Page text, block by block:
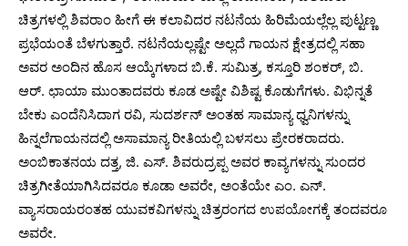
ಚಿತ್ರಗಳಲ್ಲಿ ಶಿವರಾಂ ಹೀಗೆ ಈ ಕಲಾವಿದರ ನಟನೆಯ ಹಿರಿಮೆಯಲ್ಲೆಲ್ಲ ಪುಟ್ಟಣ್ಣ
ಪ್ರಭೆಯಂತೆ ಬೆಳಗುತ್ತಾರೆ. ನಟನೆಯಲ್ಲಷ್ಟೇ ಅಲ್ಲದೆ ಗಾಯನ ಕ್ಷೇತ್ರದಲ್ಲಿ ಸಹಾ
ಅವರ ಅಂದಿನ ಹೊಸ ಆಯ್ಕೆಗಳಾದ ಬಿ.ಕೆ. ಸುಮಿತ್ರ, ಕಸ್ತೂರಿ ಶಂಕರ್, ಬಿ.
ಆರ್. ಛಾಯಾ ಮುಂತಾದವರು ಕೂಡ ಅಷ್ಟೇ ವಿಶಿಷ್ಟ ಕೊಡುಗೆಗಳು. ವಿಭಿನ್ನತೆ
ಬೇಕು ಎಂದೆನಿಸಿದಾಗ ರವಿ, ಸುದರ್ಶನ್ ಅಂತಹ ಸಾಮಾನ್ಯ ಧ್ವನಿಗಳನ್ನು
ಹಿನ್ನಲೆಗಾಯನದಲ್ಲಿ ಅಸಾಮಾನ್ಯ ರೀತಿಯಲ್ಲಿ ಬಳಸಲು ಪ್ರೇರಕರಾದರು.
ಅಂಬಿಕಾತನಯ ದತ್ತ, ಜಿ. ಎಸ್. ಶಿವರುದ್ರಪ್ಪ ಅವರ ಕಾವ್ಯಗಳನ್ನು ಸುಂದರ
ಚಿತ್ರಗೀತೆಯಾಗಿಸಿದವರೂ ಕೂಡಾ ಅವರೇ, ಅಂತೆಯೇ ಎಂ. ಎನ್.
ವ್ಯಾಸರಾಯರಂತಹ ಯುವಕವಿಗಳನ್ನು ಚಿತ್ರರಂಗದ ಉಪಯೋಗಕ್ಕೆ ತಂದವರೂ
ಅವರೇ.